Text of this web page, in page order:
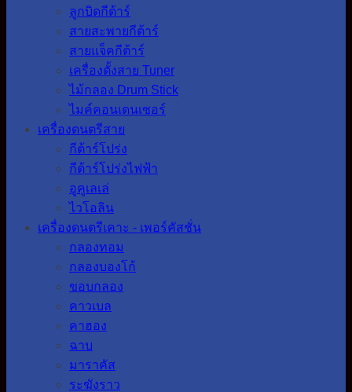
ลูกบิดกีต้าร์
สายสะพายกีต้าร์
สายแจ็คกีต้าร์
เครื่องตั้งสาย Tuner
ไม้กลอง Drum Stick
ไมค์คอนเดนเซอร์
เครื่องดนตรีสาย
กีต้าร์โปร่ง
กีต้าร์โปร่งไฟฟ้า
อูคูเลเล่
ไวโอลิน
เครื่องดนตรีเคาะ - เพอร์คัสชั่น
กลองทอม
กลองบองโก้
ขอบกลอง
คาวเบล
คาฮอง
ฉาบ
มาราคัส
ระฆังราว